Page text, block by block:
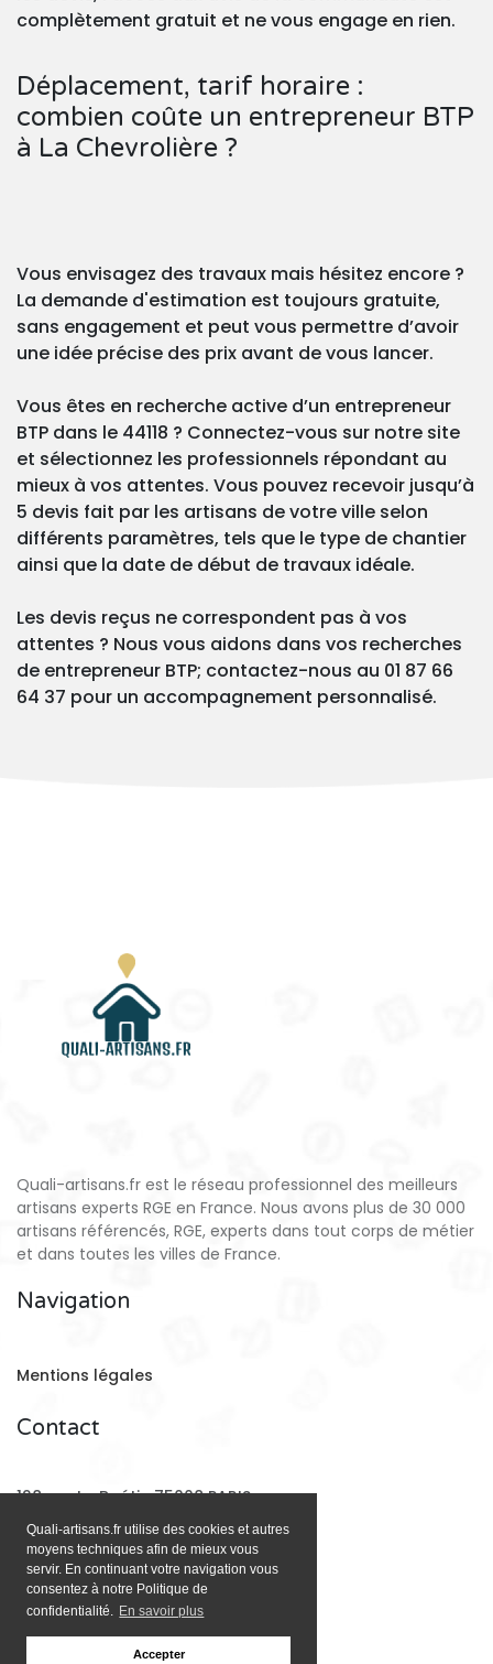
Quali-artisans.fr utilise des cookies et autres
moyens techniques afin de mieux vous
servir. En continuant votre navigation vous
consentez à notre Politique de
confidentialité. En savoir plus
Accepter
complètement gratuit et ne vous engage en rien.
Déplacement, tarif horaire :
combien coûte un entrepreneur BTP
à La Chevrolière ?
Vous envisagez des travaux mais hésitez encore ?
La demande d'estimation est toujours gratuite,
sans engagement et peut vous permettre d’avoir
une idée précise des prix avant de vous lancer.
Vous êtes en recherche active d’un entrepreneur
BTP dans le 44118 ? Connectez-vous sur notre site
et sélectionnez les professionnels répondant au
mieux à vos attentes. Vous pouvez recevoir jusqu’à
5 devis fait par les artisans de votre ville selon
différents paramètres, tels que le type de chantier
ainsi que la date de début de travaux idéale.
Les devis reçus ne correspondent pas à vos
attentes ? Nous vous aidons dans vos recherches
de entrepreneur BTP; contactez-nous au 01 87 66
64 37 pour un accompagnement personnalisé.
Quali-artisans.fr est le réseau professionnel des meilleurs
artisans experts RGE en France. Nous avons plus de 30 000
artisans référencés, RGE, experts dans tout corps de métier
et dans toutes les villes de France.
Navigation
Mentions légales
Contact
128 rue La Boétie 75008 PARIS
Email: contact@quali-artisans.fr